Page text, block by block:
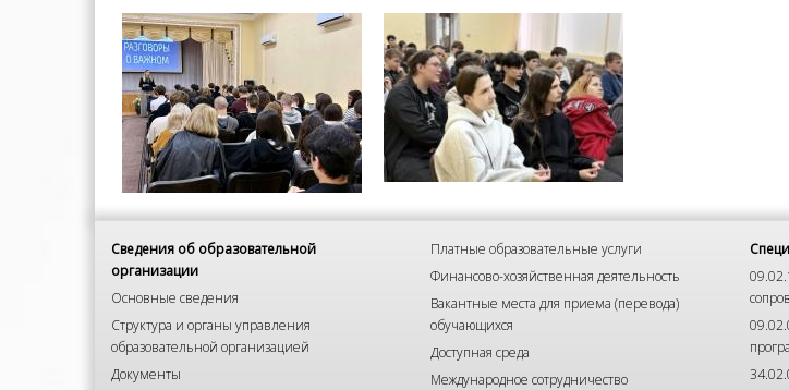
Сведения об образовательной
организации
Основные сведения
Структура и органы управления
образовательной организацией
Документы
Платные образовательные услуги
Финансово-хозяйственная деятельность
Вакантные места для приема (перевода)
обучающихся
Доступная среда
Международное сотрудничество